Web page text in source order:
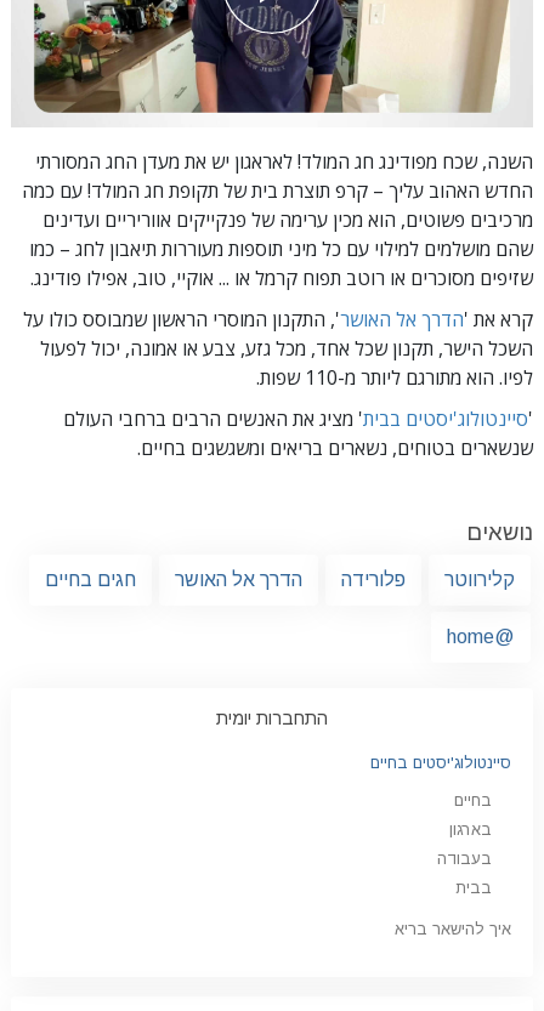
השנה, שכח מפודינג חג המולד! לאראגון יש את מעדן החג המסורתי
החדש האהוב עליך – קרפ תוצרת בית של תקופת חג המולד! עם כמה
מרכיבים פשוטים, הוא מכין ערימה של פנקייקים אווריריים ועדינים
שהם מושלמים למילוי עם כל מיני תוספות מעוררות תיאבון לחג – כמו
שזיפים מסוכרים או רוטב תפוח קרמל או ... אוקיי, טוב, אפילו פודינג.
קרא את 'הדרך אל האושר', התקנון המוסרי הראשון שמבוסס כולו על
השכל הישר, תקנון שכל אחד, מכל גזע, צבע או אמונה, יכול לפעול
לפיו. הוא מתורגם ליותר מ-110 שפות.
'סיינטולוג'יסטים בבית' מציג את האנשים הרבים ברחבי העולם
שנשארים בטוחים, נשארים בריאים ומשגשגים בחיים.
נושאים
קלירווטר פלורידה הדרך אל האושר חגים בחיים
@home
התחברות יומית
סיינטולוג'יסטים בחיים
בחיים
בארגון
בעבודה
בבית
איך להישאר בריא